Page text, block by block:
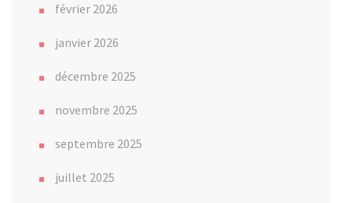
février 2026
janvier 2026
décembre 2025
novembre 2025
septembre 2025
juillet 2025